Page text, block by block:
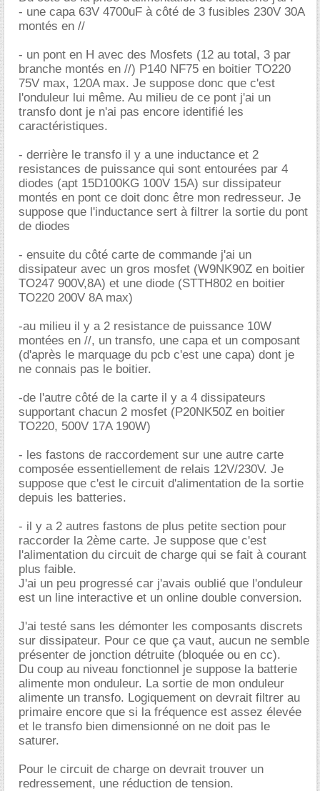
- une capa 63V 4700uF à côté de 3 fusibles 230V 30A
montés en //
- un pont en H avec des Mosfets (12 au total, 3 par
branche montés en //) P140 NF75 en boitier TO220
75V max, 120A max. Je suppose donc que c'est
l'onduleur lui même. Au milieu de ce pont j'ai un
transfo dont je n'ai pas encore identifié les
caractéristiques.
- derrière le transfo il y a une inductance et 2
resistances de puissance qui sont entourées par 4
diodes (apt 15D100KG 100V 15A) sur dissipateur
montés en pont ce doit donc être mon redresseur. Je
suppose que l'inductance sert à filtrer la sortie du pont
de diodes
- ensuite du côté carte de commande j'ai un
dissipateur avec un gros mosfet (W9NK90Z en boitier
TO247 900V,8A) et une diode (STTH802 en boitier
TO220 200V 8A max)
-au milieu il y a 2 resistance de puissance 10W
montées en //, un transfo, une capa et un composant
(d'après le marquage du pcb c'est une capa) dont je
ne connais pas le boitier.
-de l'autre côté de la carte il y a 4 dissipateurs
supportant chacun 2 mosfet (P20NK50Z en boitier
TO220, 500V 17A 190W)
- les fastons de raccordement sur une autre carte
composée essentiellement de relais 12V/230V. Je
suppose que c'est le circuit d'alimentation de la sortie
depuis les batteries.
- il y a 2 autres fastons de plus petite section pour
raccorder la 2ème carte. Je suppose que c'est
l'alimentation du circuit de charge qui se fait à courant
plus faible.
J'ai un peu progressé car j'avais oublié que l'onduleur
est un line interactive et un online double conversion.
J'ai testé sans les démonter les composants discrets
sur dissipateur. Pour ce que ça vaut, aucun ne semble
présenter de jonction détruite (bloquée ou en cc).
Du coup au niveau fonctionnel je suppose la batterie
alimente mon onduleur. La sortie de mon onduleur
alimente un transfo. Logiquement on devrait filtrer au
primaire encore que si la fréquence est assez élevée
et le transfo bien dimensionné on ne doit pas le
saturer.
Pour le circuit de charge on devrait trouver un
redressement, une réduction de tension.